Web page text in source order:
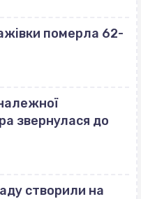
померла 62-
звернулася до
створили на